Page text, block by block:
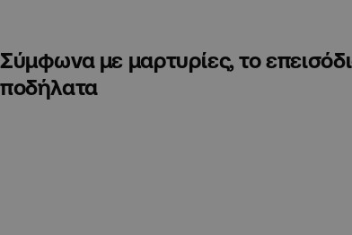
Σύμφωνα με μαρτυρίες, το
ποδήλατα